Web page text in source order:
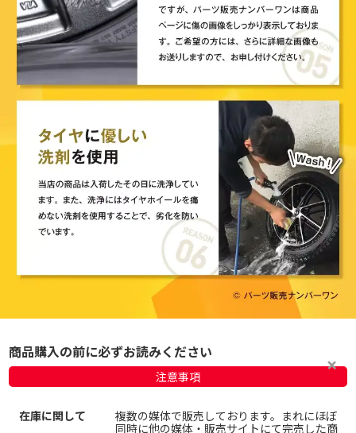
商品購入の前に必ずお読みください
注意事項
在庫に関して
複数の媒体で販売しております。まれにほぼ
同時に他の媒体・販売サイトにて完売した商